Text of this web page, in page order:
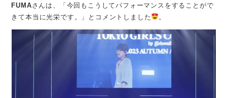
FUMAさんは、「今回もこうしてパフォーマンスをすることがで
きて本当に光栄です。」とコメントしました
。